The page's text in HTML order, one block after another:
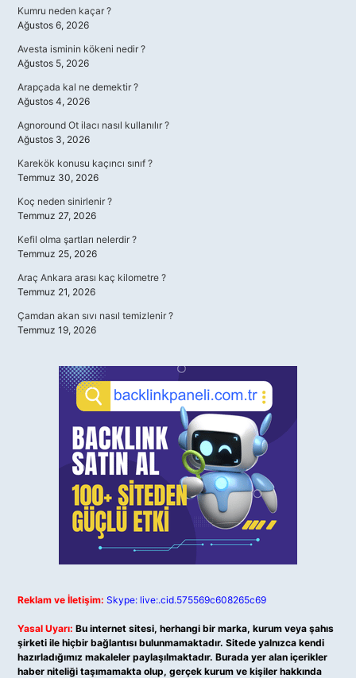
Kumru neden kaçar ?
Ağustos 6, 2026
Avesta isminin kökeni nedir ?
Ağustos 5, 2026
Arapçada kal ne demektir ?
Ağustos 4, 2026
Agnoround Ot ilacı nasıl kullanılır ?
Ağustos 3, 2026
Karekök konusu kaçıncı sınıf ?
Temmuz 30, 2026
Koç neden sinirlenir ?
Temmuz 27, 2026
Kefil olma şartları nelerdir ?
Temmuz 25, 2026
Araç Ankara arası kaç kilometre ?
Temmuz 21, 2026
Çamdan akan sıvı nasıl temizlenir ?
Temmuz 19, 2026
Reklam ve İletişim: Skype: live:.cid.575569c608265c69
Yasal Uyarı: Bu internet sitesi, herhangi bir marka, kurum veya şahıs
şirketi ile hiçbir bağlantısı bulunmamaktadır. Sitede yalnızca kendi
hazırladığımız makaleler paylaşılmaktadır. Burada yer alan içerikler
haber niteliği taşımamakta olup, gerçek kurum ve kişiler hakkında